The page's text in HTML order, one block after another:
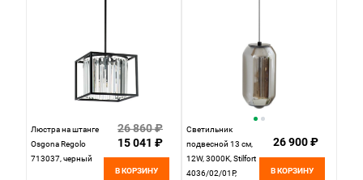
Люстра на штанге
Osgona Regolo
713037, черный
26 860 ₽
15 041 ₽
В КОРЗИНУ
Светильник
подвесной 13 см,
12W, 3000K, Stilfort
4036/02/01P,
26 900 ₽
В КОРЗИНУ